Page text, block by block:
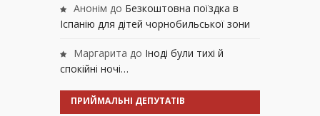
Анонім до Безкоштовна поїздка в
Іспанію для дітей чорнобильської зони
Маргарита до Іноді були тихі й
спокійні ночі…
ПРИЙМАЛЬНІ ДЕПУТАТІВ